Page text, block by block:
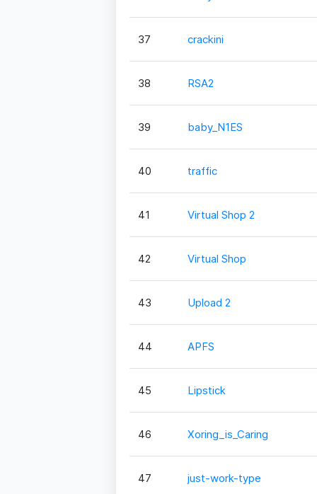
37 crackini
38 RSA2
39 baby_N1ES
40 traffic
41 Virtual Shop 2
42 Virtual Shop
43 Upload 2
44 APFS
45 Lipstick
46 Xoring_is_Caring
47 just-work-type